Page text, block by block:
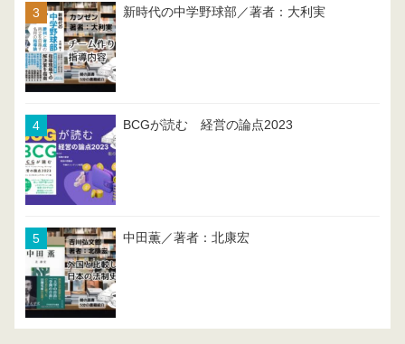
新時代の中学野球部／著者：大利実
BCGが読む 経営の論点2023
中田薫／著者：北康宏